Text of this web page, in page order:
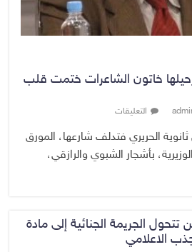
خاتون الشاعرات ختمت قلب
التعليقات
الحريري فتدلف شارعها، المورق
بأشجار الشبوي والرازقي،
تتحول الجريمة الجنائية إلى مادة
الاعلامي